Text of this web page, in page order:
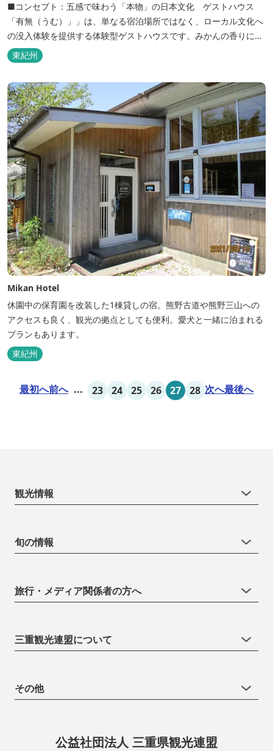
■コンセプト：五感で味わう「本物」の日本文化 ゲストハウス
「有無（うむ）」」は、単なる宿泊場所ではなく、ローカル文化へ
の没入体験を提供する体験型ゲストハウスです。みかんの香りに包
まれ、歴史ある世界遺産を巡り、日本の原風景に触れる。「本物」
の日本文化を巡る冒険がここから始まります。 「年中みかんのとれ
るまち」にある当館は、ご宿泊のお客様にその時期に採れた旬の
「ウエルカムみかん」や無農薬野菜の...
東紀州
Mikan Hotel
休園中の保育園を改装した1棟貸しの宿。熊野古道や熊野三山への
アクセスも良く、観光の拠点としても便利。愛犬と一緒に泊まれる
プランもあります。
東紀州
最初へ前へ ... 23 24 25 26 27 28 次へ最後へ
観光情報
旬の情報
旅行・メディア関係者の方へ
三重観光連盟について
その他
公益社団法人 三重県観光連盟